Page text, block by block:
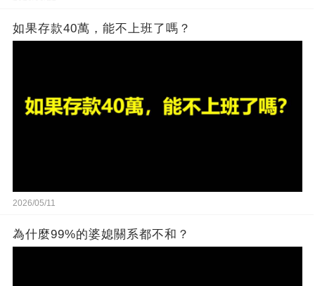
如果存款40萬，能不上班了嗎？
2026/05/11
為什麼99%的婆媳關系都不和？